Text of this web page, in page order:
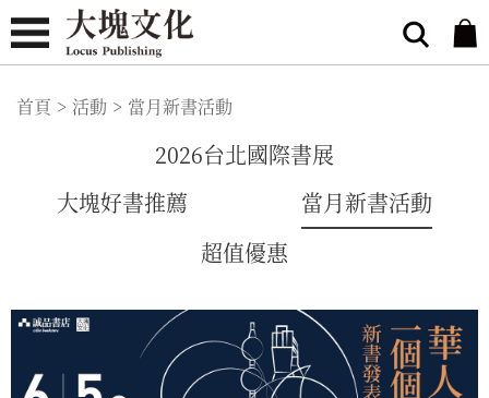
首頁 > 活動 > 當月新書活動
2026台北國際書展
大塊好書推薦
當月新書活動
超值優惠